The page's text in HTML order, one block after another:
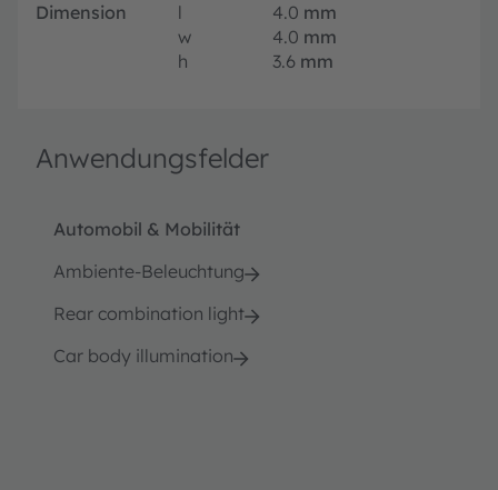
Dimension l 4.0 mm
w
4.0 mm
h
3.6 mm
Anwendungsfelder
Automobil & Mobilität
Ambiente-Beleuchtung
Rear combination light
Car body illumination